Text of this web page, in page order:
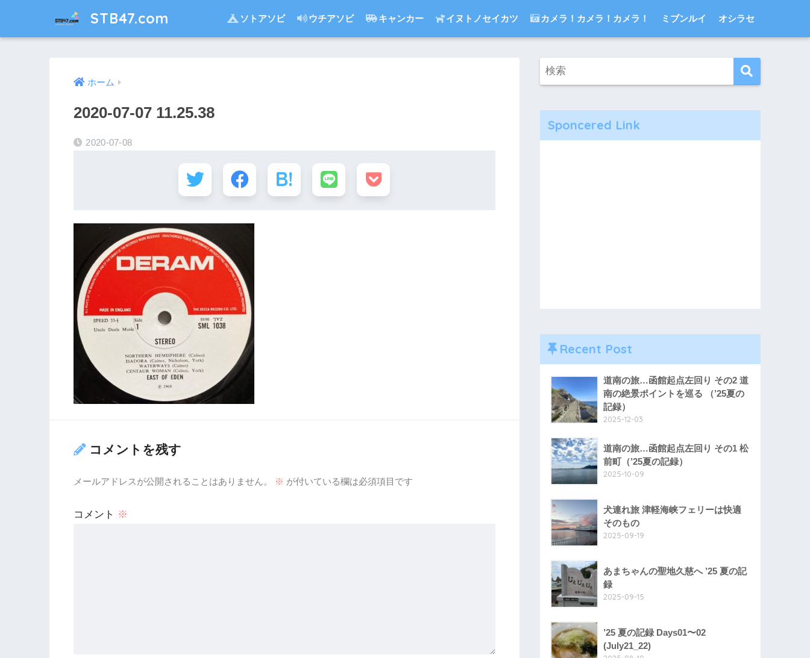
STB47.com ソトアソビ ウチアソビ キャンカー イヌトノセイカツ カメラ！カメラ！カメラ！ ミブンルイ オシラセ
ホーム
2020-07-07 11.25.38
2020-07-08
コメントを残す
メールアドレスが公開されることはありません。 ※ が付いている欄は必須項目です
コメント ※
Sponcered Link
Recent Post
道南の旅…函館起点左回り その2 道
南の絶景ポイントを巡る （’25夏の
記録）
2025-12-03
道南の旅…函館起点左回り その1 松
前町（’25夏の記録）
2025-10-09
犬連れ旅 津軽海峡フェリーは快適
そのもの
2025-09-19
あまちゃんの聖地久慈へ ’25 夏の記
録
2025-09-15
’25 夏の記録 Days01〜02
(July21_22)